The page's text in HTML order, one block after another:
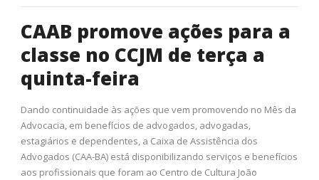
CAAB promove ações para a
classe no CCJM de terça a
quinta-feira
Dando continuidade às ações que vem promovendo no Mês da
Advocacia, em benefícios de advogados, advogadas,
estagiários e dependentes, a Caixa de Assistência dos
Advogados (CAA-BA) está disponibilizando serviços e benefícios
aos profissionais que foram ao Centro de Cultura João